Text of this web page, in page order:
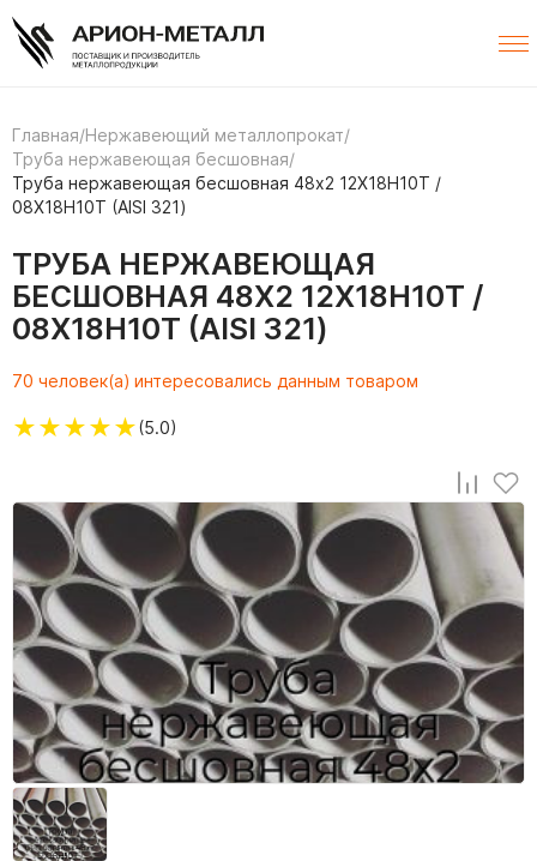
Главная/Нержавеющий металлопрокат/
Труба нержавеющая бесшовная/
Труба нержавеющая бесшовная 48х2 12Х18Н10Т /
08Х18Н10Т (AISI 321)
ТРУБА НЕРЖАВЕЮЩАЯ
БЕСШОВНАЯ 48Х2 12Х18Н10Т /
08Х18Н10Т (AISI 321)
70 человек(а) интересовались данным товаром
★★★★★(5.0)